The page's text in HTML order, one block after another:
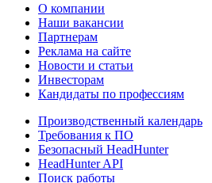
О компании
Наши вакансии
Партнерам
Реклама на сайте
Новости и статьи
Инвесторам
Кандидаты по профессиям
Производственный календарь
Требования к ПО
Безопасный HeadHunter
HeadHunter API
Поиск работы